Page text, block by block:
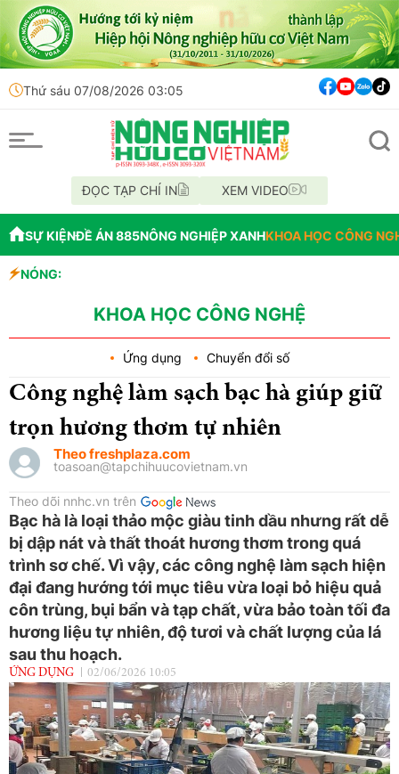
Thứ sáu 07/08/2026 03:05
ĐỌC TẠP CHÍ IN XEM VIDEO
SỰ KIỆNĐỀ ÁN 885NÔNG NGHIỆP XANHKHOA HỌC CÔNG
NÓNG:
Bắc Ninh công
KHOA HỌC CÔNG NGHỆ
Ứng dụng Chuyển đổi số
Công nghệ làm sạch bạc hà giúp giữ
trọn hương thơm tự nhiên
Theo freshplaza.com
toasoan@tapchihuucovietnam.vn
Theo dõi nnhc.vn trên
Bạc hà là loại thảo mộc giàu tinh dầu nhưng rất dễ
bị dập nát và thất thoát hương thơm trong quá
trình sơ chế. Vì vậy, các công nghệ làm sạch hiện
đại đang hướng tới mục tiêu vừa loại bỏ hiệu quả
côn trùng, bụi bẩn và tạp chất, vừa bảo toàn tối đa
hương liệu tự nhiên, độ tươi và chất lượng của lá
sau thu hoạch.
ỨNG DỤNG 02/06/2026 10:05